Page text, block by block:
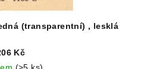
(transparentní) , lesklá
Kč
(>5 ks)